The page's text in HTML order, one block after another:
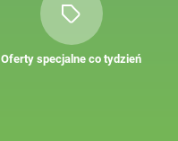
Oferty specjalne co tydzień